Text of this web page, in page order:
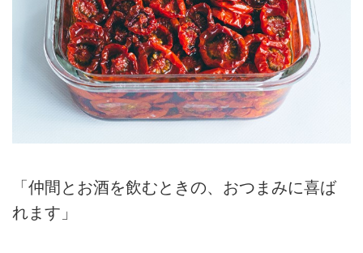
「仲間とお酒を飲むときの、おつまみに喜ば
れます」